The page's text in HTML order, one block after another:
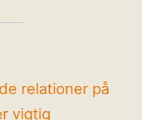
relationer på
vigtig